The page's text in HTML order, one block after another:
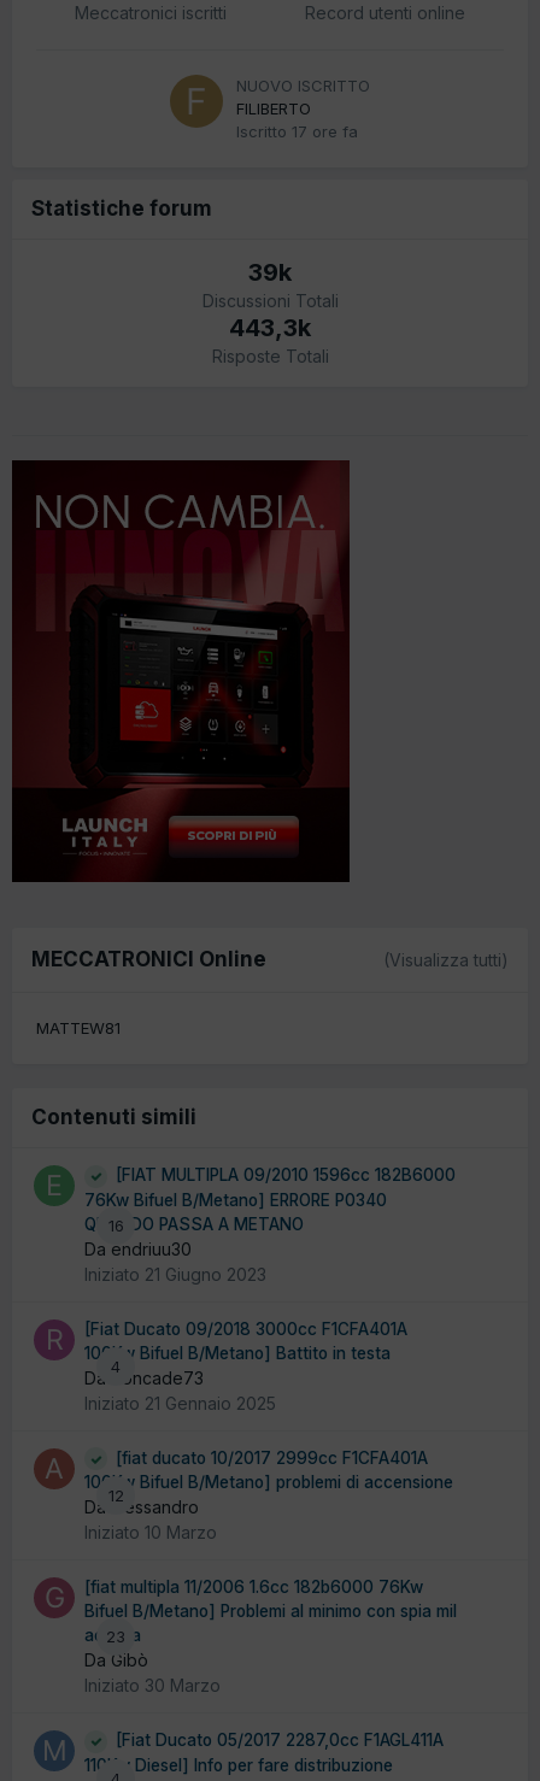
Meccatronici iscritti Record utenti online
NUOVO ISCRITTO
FILIBERTO
Iscritto 17 ore fa
Statistiche forum
39k
Discussioni Totali
443,3k
Risposte Totali
MECCATRONICI Online (Visualizza tutti)
MATTEW81
Contenuti simili
16
[FIAT MULTIPLA 09/2010 1596cc 182B6000
76Kw Bifuel B/Metano] ERRORE P0340
QUANDO PASSA A METANO
Da endriuu30
Iniziato 21 Giugno 2023
4
[Fiat Ducato 09/2018 3000cc F1CFA401A
100Kw Bifuel B/Metano] Battito in testa
Da Roncade73
Iniziato 21 Gennaio 2025
12
[fiat ducato 10/2017 2999cc F1CFA401A
100Kw Bifuel B/Metano] problemi di accensione
Da alessandro
Iniziato 10 Marzo
23
[fiat multipla 11/2006 1.6cc 182b6000 76Kw
Bifuel B/Metano] Problemi al minimo con spia mil
accesa
Da Gibò
Iniziato 30 Marzo
[Fiat Ducato 05/2017 2287,0cc F1AGL411A
110Kw Diesel] Info per fare distribuzione